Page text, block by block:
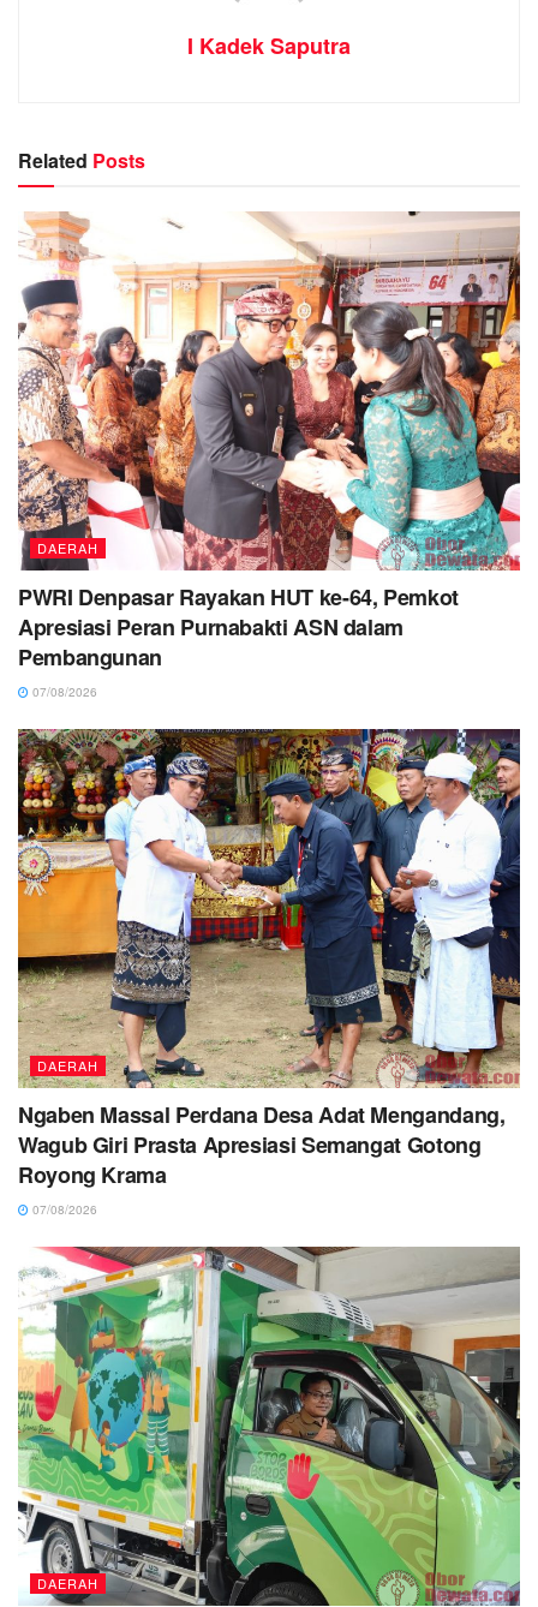
I Kadek Saputra
Related Posts
DAERAH
PWRI Denpasar Rayakan HUT ke-64, Pemkot
Apresiasi Peran Purnabakti ASN dalam
Pembangunan
07/08/2026
DAERAH
Ngaben Massal Perdana Desa Adat Mengandang,
Wagub Giri Prasta Apresiasi Semangat Gotong
Royong Krama
07/08/2026
DAERAH